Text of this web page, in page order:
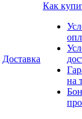
Доставка
Как
на